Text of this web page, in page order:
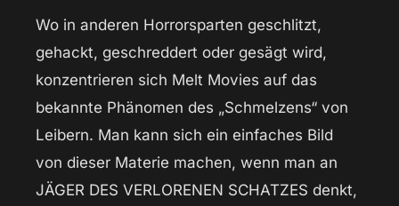
Wo in anderen Horrorsparten geschlitzt,
gehackt, geschreddert oder gesägt wird,
konzentrieren sich Melt Movies auf das
bekannte Phänomen des „Schmelzens“ von
Leibern. Man kann sich ein einfaches Bild
von dieser Materie machen, wenn man an
JÄGER DES VERLORENEN SCHATZES denkt,